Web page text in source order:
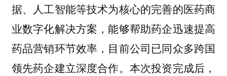
据、人工智能等技术为核心的完善的医药商
业数字化解决方案，能够帮助药企迅速提高
药品营销环节效率，目前公司已同众多跨国
领先药企建立深度合作。本次投资完成后，